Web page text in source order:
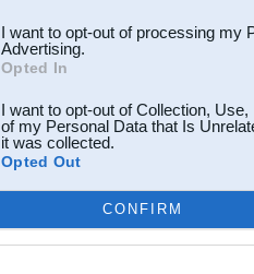
I want to opt-out of processing my
Advertising.
Opted In
I want to opt-out of Collection,
of my Personal Data that Is
it was collected.
Opted Out
CONFIRM